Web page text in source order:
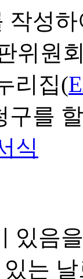
작성
위원
리집(
구를
식
있음
는